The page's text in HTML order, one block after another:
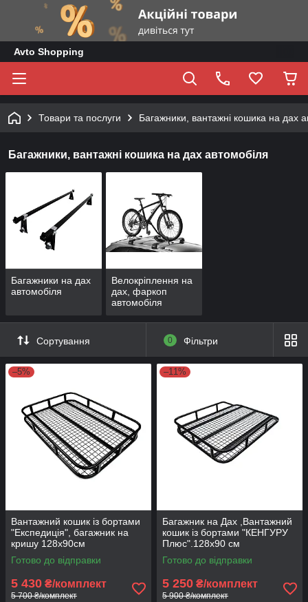
Avto Shopping
Товари та послуги Багажники, вантажні кошика на дах
Багажники, вантажні кошика на дах автомобіля
Багажники на дах
автомобіля
Велокріплення на
дах, фаркоп
автомобіля
Сортування 0 Фільтри
–5%
Вантажний кошик із бортами
"Експедиція", багажник на
кришу 128х90см
Готово до відправки
5 430 ₴/комплект
5 700 ₴/комплект
–11%
Багажник на Дах ,Вантажний
кошик із бортами "КЕНГУРУ
Плюс".128х90 см
Готово до відправки
5 250 ₴/комплект
5 900 ₴/комплект